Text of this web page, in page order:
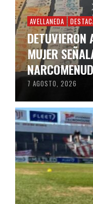
AVELLANEDA
DETUVIERON
MUJER
7 AGOSTO, 2026